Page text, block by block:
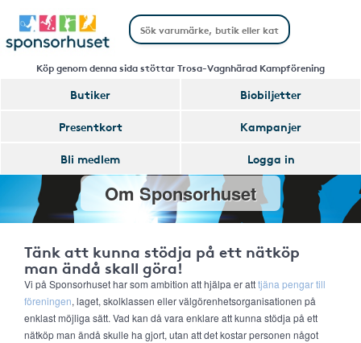
Köp genom denna sida stöttar Trosa-Vagnhärad Kampförening
Butiker
Biobiljetter
Presentkort
Kampanjer
Bli medlem
Logga in
Om Sponsorhuset
Tänk att kunna stödja på ett nätköp
man ändå skall göra!
Vi på Sponsorhuset har som ambition att hjälpa er atttjäna pengar till
föreningen, laget, skolklassen eller välgörenhetsorganisationen på
enklast möjliga sätt. Vad kan då vara enklare att kunna stödja på ett
nätköp man ändå skulle ha gjort, utan att det kostar personen något